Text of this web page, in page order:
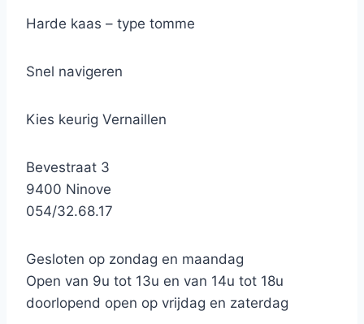
Harde kaas – type tomme
Snel navigeren
Kies keurig Vernaillen
Bevestraat 3
9400 Ninove
054/32.68.17
Gesloten op zondag en maandag
Open van 9u tot 13u en van 14u tot 18u
doorlopend open op vrijdag en zaterdag